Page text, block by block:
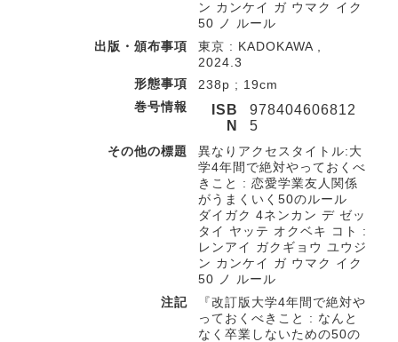
ン カンケイ ガ ウマク イク
50 ノ ルール
出版・頒布事項
東京 : KADOKAWA ,
2024.3
形態事項
238p ; 19cm
巻号情報
ISB
N
978404606812
5
その他の標題
異なりアクセスタイトル:大
学4年間で絶対やっておくべ
きこと : 恋愛学業友人関係
がうまくいく50のルール
ダイガク 4ネンカン デ ゼッ
タイ ヤッテ オクベキ コト :
レンアイ ガクギョウ ユウジ
ン カンケイ ガ ウマク イク
50 ノ ルール
注記
『改訂版大学4年間で絶対や
っておくべきこと : なんと
なく卒業しないための50の